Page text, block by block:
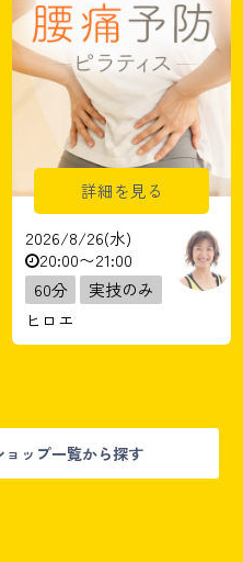
詳細を見る
2026/8/26(水)
20:00〜21:00
60分
実技のみ
ヒロエ
ョップ一覧から探す